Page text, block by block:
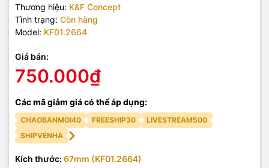
Thương hiệu: K&F Concept
Tình trạng: Còn hàng
Model: KF01.2664
Giá bán:
750.000₫
Các mã giảm giá có thể áp dụng:
CHAOBANMOI40 FREESHIP30
LIVESTREAM500
SHIPVENHA
Kích thước: 67mm (KF01.2664)